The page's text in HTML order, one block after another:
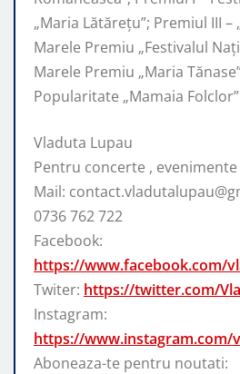
„Maria Lătărețu”; Premiul III –
Marele Premiu „Festivalul
Marele Premiu „Maria
Popularitate „Mamaia
Vladuta Lupau
Pentru concerte ,
Mail:
0736 762 722
Facebook:
https://www.facebook.com/
Twiter: https://twitter.com/
Instagram:
https://www.instagram.com/
Aboneaza-te pentru noutati: